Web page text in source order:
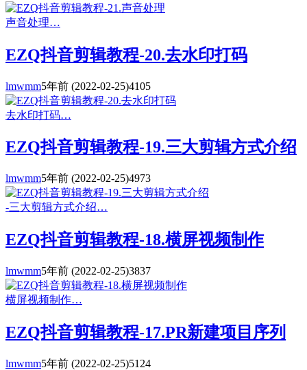
声音处理…
EZQ抖音剪辑教程-20.去水印打码
lmwmm5年前 (2022-02-25)4105
去水印打码…
EZQ抖音剪辑教程-19.三大剪辑方式介绍
lmwmm5年前 (2022-02-25)4973
-三大剪辑方式介绍…
EZQ抖音剪辑教程-18.横屏视频制作
lmwmm5年前 (2022-02-25)3837
横屏视频制作…
EZQ抖音剪辑教程-17.PR新建项目序列
lmwmm5年前 (2022-02-25)5124